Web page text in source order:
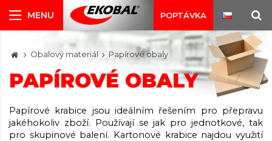
POPTÁVKA
Obalový materiál Papírové obaly
PAPÍROVÉ OBALY
Papírové krabice jsou ideálním řešením pro přepravu
jakéhokoliv zboží. Používají se jak pro jednotkové, tak
pro skupinové balení. Kartonové krabice najdou využití